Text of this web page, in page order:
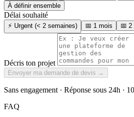
À définir ensemble
Délai souhaité
⚡ Urgent (< 2 semaines) 📅 1 mois 📅
Décris ton projet
Envoyer ma demande de devis →
Sans engagement · Réponse sous 24h ·
FAQ